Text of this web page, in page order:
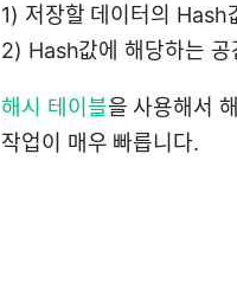
1) 저장할 데이터의 Hash
2) Hash값에 해당하는
해시 테이블을 사용해서
작업이 매우 빠릅니다.